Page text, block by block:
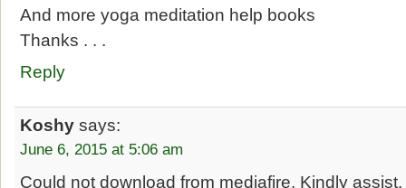
And more yoga meditation help books
Thanks . . .
Reply
Koshy says:
June 6, 2015 at 5:06 am
Could not download from mediafire. Kindly assist.